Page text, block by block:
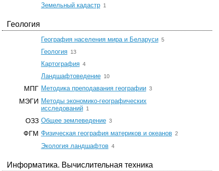
Земельный кадастр 1
Геология
География населения мира и Беларуси 5
Геология 13
Картография 4
Ландшафтоведение 10
МПГ Методика преподавания географии 3
МЭГИ Методы экономико-географических
исследований
1
ОЗЗ Общее землеведение 3
ФГМ Физическая география материков и океанов 2
Экология ландшафтов 4
Информатика. Вычислительная техника